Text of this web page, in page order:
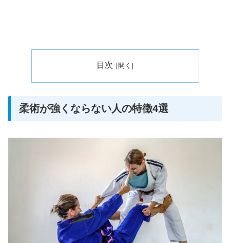
目次
柔術が強くならない人の特徴4選